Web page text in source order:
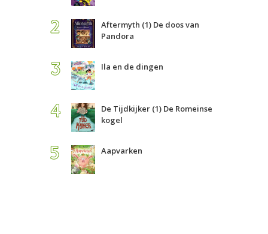
Aftermyth (1) De doos van
Pandora
Ila en de dingen
De Tijdkijker (1) De Romeinse
kogel
Aapvarken